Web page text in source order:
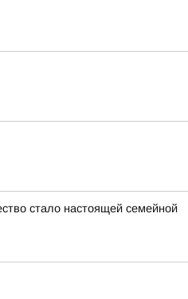
стало настоящей семейной